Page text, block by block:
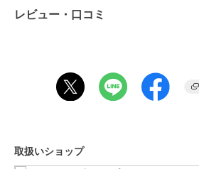
この商品は、不良品のみ返品を承ります
ショップ
キャラクターズショ
フ
レビュー・口コミ
取扱いショップ